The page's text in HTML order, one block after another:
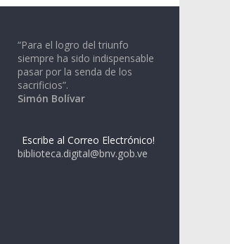
“Para el logro del triunfo
siempre ha sido indispensable
pasar por la senda de los
sacrificios”.
Simón Bolívar
Escribe al Correo Electrónico!
biblioteca.digital@bnv.gob.ve